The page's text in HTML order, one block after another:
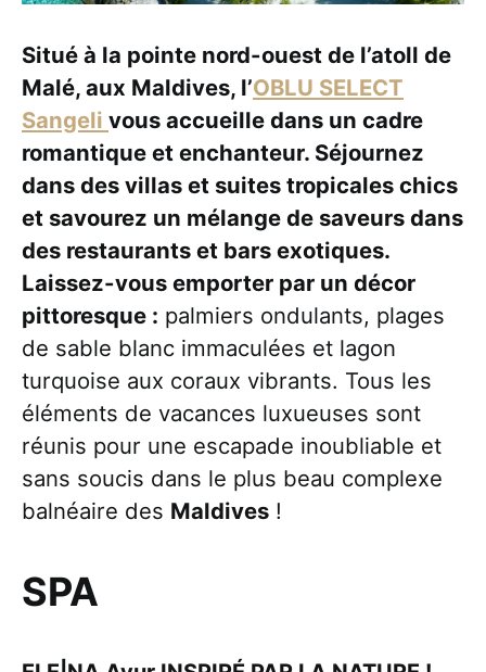
Situé à la pointe nord-ouest de l’atoll de
Malé, aux Maldives, l’OBLU SELECT
Sangeli vous accueille dans un cadre
romantique et enchanteur. Séjournez
dans des villas et suites tropicales chics
et savourez un mélange de saveurs dans
des restaurants et bars exotiques.
Laissez-vous emporter par un décor
pittoresque : palmiers ondulants, plages
de sable blanc immaculées et lagon
turquoise aux coraux vibrants. Tous les
éléments de vacances luxueuses sont
réunis pour une escapade inoubliable et
sans soucis dans le plus beau complexe
balnéaire des Maldives !
SPA